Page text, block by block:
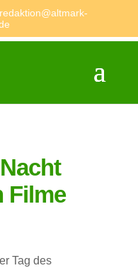
redaktion@altmark-
Filme
Tag des